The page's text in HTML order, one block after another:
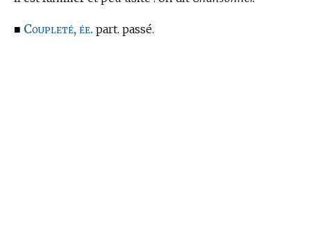
■ Coupleté, ée. part. passé.